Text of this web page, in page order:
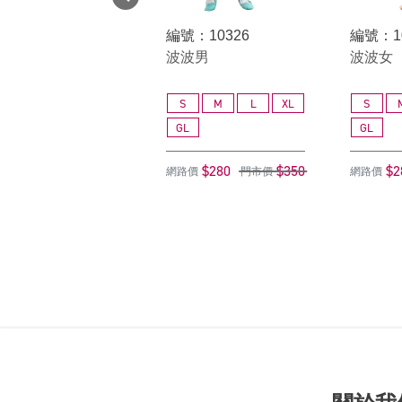
編號：10326
波波男
S M L
XL
GL
網路價 $280 門市價 $350
編號：
波波女
S
GL
網路價